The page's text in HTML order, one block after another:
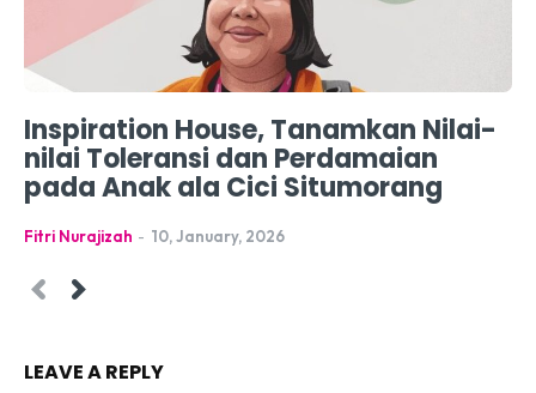
Inspiration House, Tanamkan Nilai-
nilai Toleransi dan Perdamaian
pada Anak ala Cici Situmorang
Fitri Nurajizah - 10, January, 2026
LEAVE A REPLY